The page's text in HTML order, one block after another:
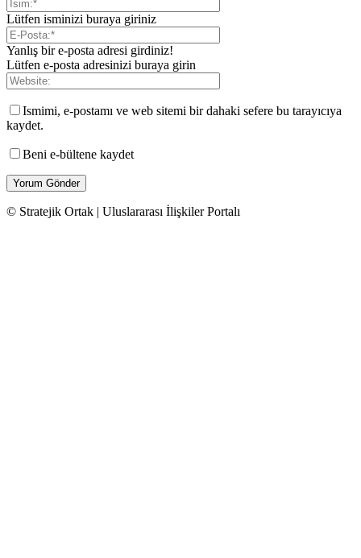
Lütfen isminizi buraya giriniz
Yanlış bir e-posta adresi girdiniz!
Lütfen e-posta adresinizi buraya girin
Ismimi, e-postamı ve web sitemi bir dahaki sefere bu tarayıcıya
kaydet.
Beni e-bültene kaydet
© Stratejik Ortak | Uluslararası İlişkiler Portalı